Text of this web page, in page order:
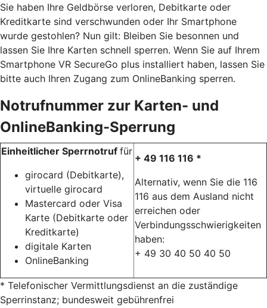
Sie haben Ihre Geldbörse verloren, Debitkarte oder
Kreditkarte sind verschwunden oder Ihr Smartphone
wurde gestohlen? Nun gilt: Bleiben Sie besonnen und
lassen Sie Ihre Karten schnell sperren. Wenn Sie auf Ihrem
Smartphone VR SecureGo plus installiert haben, lassen Sie
bitte auch Ihren Zugang zum OnlineBanking sperren.
Notrufnummer zur Karten- und
OnlineBanking-Sperrung
Einheitlicher Sperrnotruf für
girocard (Debitkarte),
virtuelle girocard
Mastercard oder Visa
Karte (Debitkarte oder
Kreditkarte)
digitale Karten
OnlineBanking
+ 49 116 116 *
Alternativ, wenn Sie die 116
116 aus dem Ausland nicht
erreichen oder
Verbindungsschwierigkeiten
haben:
+ 49 30 40 50 40 50
* Telefonischer Vermittlungsdienst an die zuständige
Sperrinstanz; bundesweit gebührenfrei